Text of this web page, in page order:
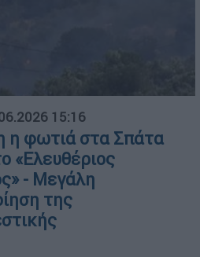
15:16
η φωτιά στα Σπάτα
«Ελευθέριος
- Μεγάλη
της